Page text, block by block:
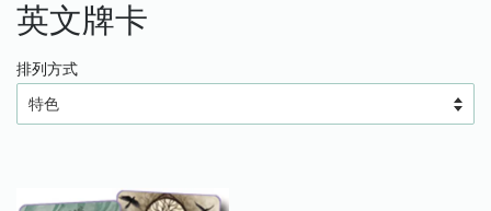
英文牌卡
排列方式